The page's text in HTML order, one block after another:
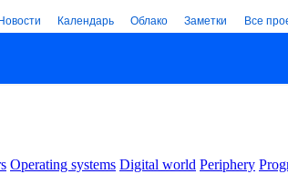
Календарь Облако Заметки Все
Operating systems Digital world Periphery